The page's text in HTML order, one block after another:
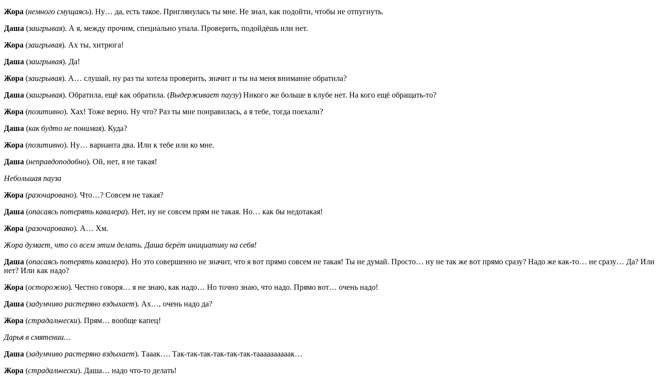
Жора (немного смущаясь). Ну… да, есть такое. Приглянулась ты мне. Не знал, как подойти, чтобы не отпугнуть.
Даша (заигрывая). А я, между прочим, специально упала. Проверить, подойдёшь или нет.
Жора (заигрывая). Ах ты, хитрюга!
Даша (заигрывая). Да!
Жора (заигрывая). А… слушай, ну раз ты хотела проверить, значит и ты на меня внимание обратила?
Даша (заигрывая). Обратила, ещё как обратила. (Выдерживает паузу) Никого же больше в клубе нет. На кого ещё обращать-то?
Жора (позитивно). Хах! Тоже верно. Ну что? Раз ты мне понравилась, а я тебе, тогда поехали?
Даша (как будто не понимая). Куда?
Жора (позитивно). Ну… варианта два. Или к тебе или ко мне.
Даша (неправдоподобно). Ой, нет, я не такая!
Небольшая пауза
Жора (разочаровано). Что…? Совсем не такая?
Даша (опасаясь потерять кавалера). Нет, ну не совсем прям не такая. Но… как бы недотакая!
Жора (разочаровано). А… Хм.
Жора думает, что со всем этим делать. Даша берёт инициативу на себя!
Даша (опасаясь потерять кавалера). Но это совершенно не значит, что я вот прямо совсем не такая! Ты не думай. Просто… ну не так же вот прямо сразу? Надо же как-то… не сразу… Да? Или
нет? Или как надо?
Жора (осторожно). Честно говоря… я не знаю, как надо… Но точно знаю, что надо. Прямо вот… очень надо!
Даша (задумчиво растеряно вздыхает). Ах…, очень надо да?
Жора (страдальчески). Прям… вообще капец!
Дарья в смятении…
Даша (задумчиво растеряно вздыхает). Тааак…. Так-так-так-так-так-так-таааааааааак…
Жора (страдальчески). Даша… надо что-то делать!